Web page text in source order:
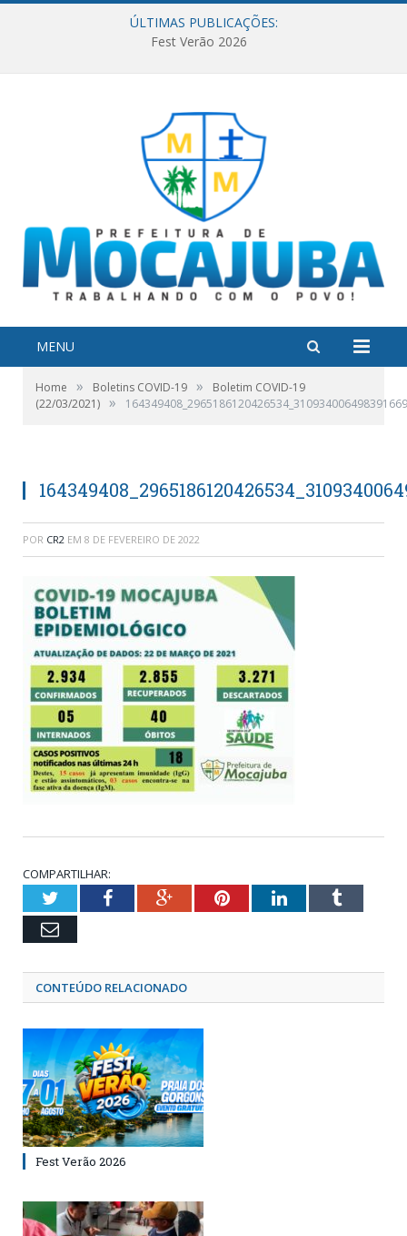
ÚLTIMAS PUBLICAÇÕES:
Fest Verão 2026
MENU
Home » Boletins COVID-19 »
Boletim COVID-19
(22/03/2021) »
POR CR2 EM 8 DE FEVEREIRO DE 2022
COMPARTILHAR:
TwitterFacebookGoogle+PinterestLinkedInTumblr
Email
CONTEÚDO RELACIONADO
Fest Verão 2026